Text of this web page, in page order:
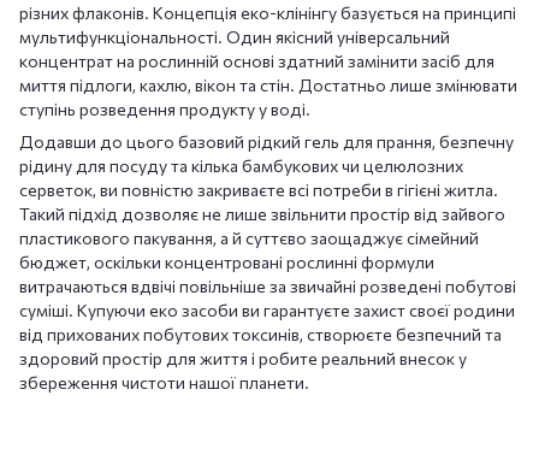
різних флаконів. Концепція еко-клінінгу базується на принципі
мультифункціональності. Один якісний універсальний
концентрат на рослинній основі здатний замінити засіб для
миття підлоги, кахлю, вікон та стін. Достатньо лише змінювати
ступінь розведення продукту у воді.
Додавши до цього базовий рідкий гель для прання, безпечну
рідину для посуду та кілька бамбукових чи целюлозних
серветок, ви повністю закриваєте всі потреби в гігієні житла.
Такий підхід дозволяє не лише звільнити простір від зайвого
пластикового пакування, а й суттєво заощаджує сімейний
бюджет, оскільки концентровані рослинні формули
витрачаються вдвічі повільніше за звичайні розведені побутові
суміші. Купуючи еко засоби ви гарантуєте захист своєї родини
від прихованих побутових токсинів, створюєте безпечний та
здоровий простір для життя і робите реальний внесок у
збереження чистоти нашої планети.